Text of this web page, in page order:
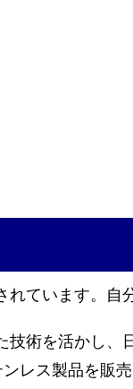
ています。自
術を活かし
レス製品を